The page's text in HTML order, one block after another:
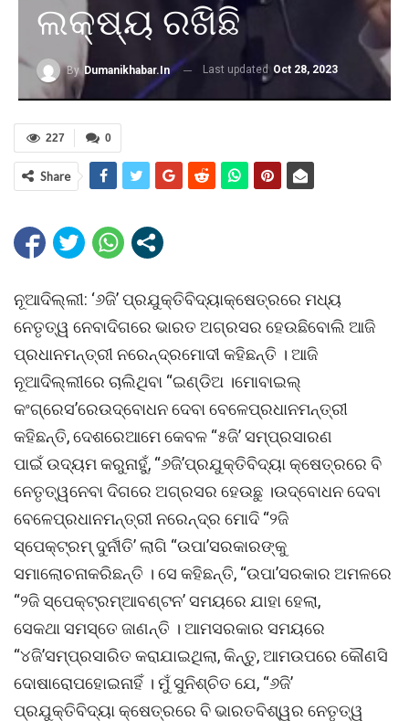
ଲକ୍ଷ୍ୟ ରଖିଛି
By Dumanikhabar.in Last updated Oct 28, 2023
0
227
Share
ନୂଆଦିଲ୍ଲୀ: ‘୬ଜି’ ପ୍ରଯୁକ୍ତିବିଦ୍ୟାକ୍ଷେତ୍ରରେ ମଧ୍ୟ
ନେତୃତ୍ୱ ନେବାଦିଗରେ ଭାରତ ଅଗ୍ରସର ହେଉଛିବୋଲି ଆଜି
ପ୍ରଧାନମନ୍ତ୍ରୀ ନରେନ୍ଦ୍ରମୋଦୀ କହିଛନ୍ତି । ଆଜି
ନୂଆଦିଲ୍ଲୀରେ ଚାଲିଥିବା “ଇଣ୍ଡିଅ ।ମୋବାଇଲ୍
କଂଗ୍ରେସ’ରେଉଦ୍ବୋଧନ ଦେବା ବେଳେପ୍ରଧାନମନ୍ତ୍ରୀ
କହିଛନ୍ତି, ଦେଶରେଆମେ କେବଳ “୫ଜି’ ସମ୍ପ୍ରସାରଣ
ପାଇଁ ଉଦ୍ୟମ କରୁନାହୁଁ, “୬ଜି’ପ୍ରଯୁକ୍ତିବିଦ୍ୟା କ୍ଷେତ୍ରରେ ବି
ନେତୃତ୍ୱନେବା ଦିଗରେ ଅଗ୍ରସର ହେଉଛୁ ।ଉଦ୍ବୋଧନ ଦେବା
ବେଳେପ୍ରଧାନମନ୍ତ୍ରୀ ନରେନ୍ଦ୍ର ମୋଦି “୨ଜି
ସ୍ପେକ୍ଟ୍ରମ୍ ଦୁର୍ନୀତି’ ଲାଗି “ଉପା’ସରକାରଙ୍କୁ
ସମାଲୋଚନାକରିଛନ୍ତି । ସେ କହିଛନ୍ତି, “ଉପା’ସରକାର ଅମଳରେ
“୨ଜି ସ୍ପେକ୍ଟ୍ରମ୍ଆବଣ୍ଟନ’ ସମୟରେ ଯାହା ହେଲା,
ସେକଥା ସମସ୍ତେ ଜାଣନ୍ତି । ଆମସରକାର ସମୟରେ
“୪ଜି’ସମ୍ପ୍ରସାରିତ କରାଯାଇଥିଲା, କିନ୍ତୁ, ଆମଉପରେ କୌଣସି
ଦୋଷାରୋପହୋଇନାହିଁ । ମୁଁ ସୁନିଶ୍ଚିତ ଯେ, “୬ଜି’
ପ୍ରଯୁକ୍ତିବିଦ୍ୟା କ୍ଷେତ୍ରରେ ବି ଭାରତବିଶ୍ୱର ନେତୃତ୍ୱ